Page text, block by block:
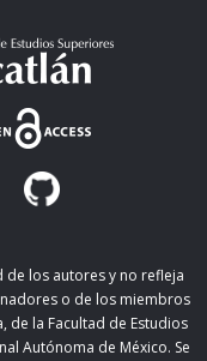
los autores y no refleja
o de los miembros
de la Facultad de Estudios
Autónoma de México. Se